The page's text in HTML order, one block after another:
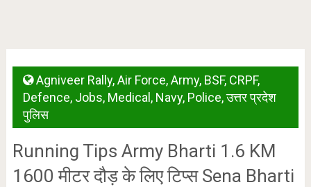
Agniveer Rally,Air Force,Army, BSF, CRPF,
Defence, Jobs, Medical , Navy, Police,उत्तर प्रदेश
पुलिस
Running Tips Army Bharti 1.6 KM
1600 मीटर दौड़ के लिए टिप्स Sena Bharti